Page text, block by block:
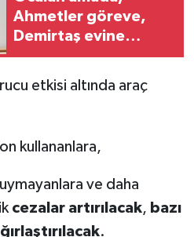
Ahmetler göreve,
Demirtaş evine
dönmeli
etkisi altında araç
kullananlara,
ve daha
cezalar artırılacak, bazı
.